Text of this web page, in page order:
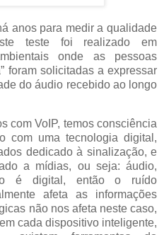
anos para medir a qualidade
teste foi realizado em
onde as pessoas
foram solicitadas a expressar
do áudio recebido ao longo
com VoIP, temos consciência
com uma tecnologia digital,
dedicado à sinalização, e
a mídias, ou seja: áudio,
é digital, então o ruído
afeta as informações
não nos afeta neste caso,
cada dispositivo inteligente,